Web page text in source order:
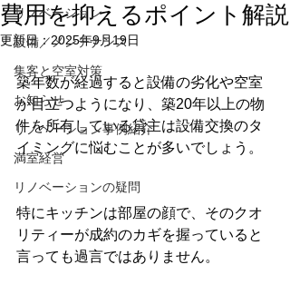
リノベーション
設備／メンテナンス
集客と空室対策
お知らせ
リノベーション事例紹介
満室経営
リノベーションの疑問
費用を抑えるポイント解説
更新日：2025年9月19日
築年数が経過すると設備の劣化や空室
が目立つようになり、築20年以上の物
件を所有している貸主は設備交換のタ
イミングに悩むことが多いでしょう。
特にキッチンは部屋の顔で、そのクオ
リティーが成約のカギを握っていると
言っても過言ではありません。